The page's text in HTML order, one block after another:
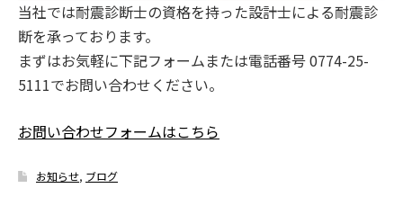
当社では耐震診断士の資格を持った設計士による耐震診
断を承っております。
まずはお気軽に下記フォームまたは電話番号 0774-25-
5111でお問い合わせください。
お問い合わせフォームはこちら
お知らせ, ブログ